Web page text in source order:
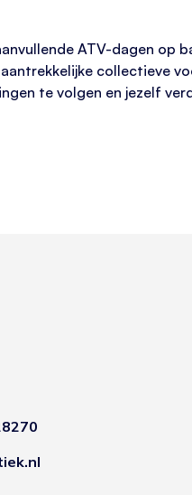
ATV-dagen op
collectieve
te volgen en jezelf